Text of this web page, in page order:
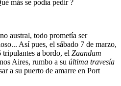
más se podía pedir ?
austral, todo prometía ser
Así pues, el sábado 7 de marzo,
tripulantes a bordo, el Zaandam
Aires, rumbo a su última travesía
a su puerto de amarre en Port